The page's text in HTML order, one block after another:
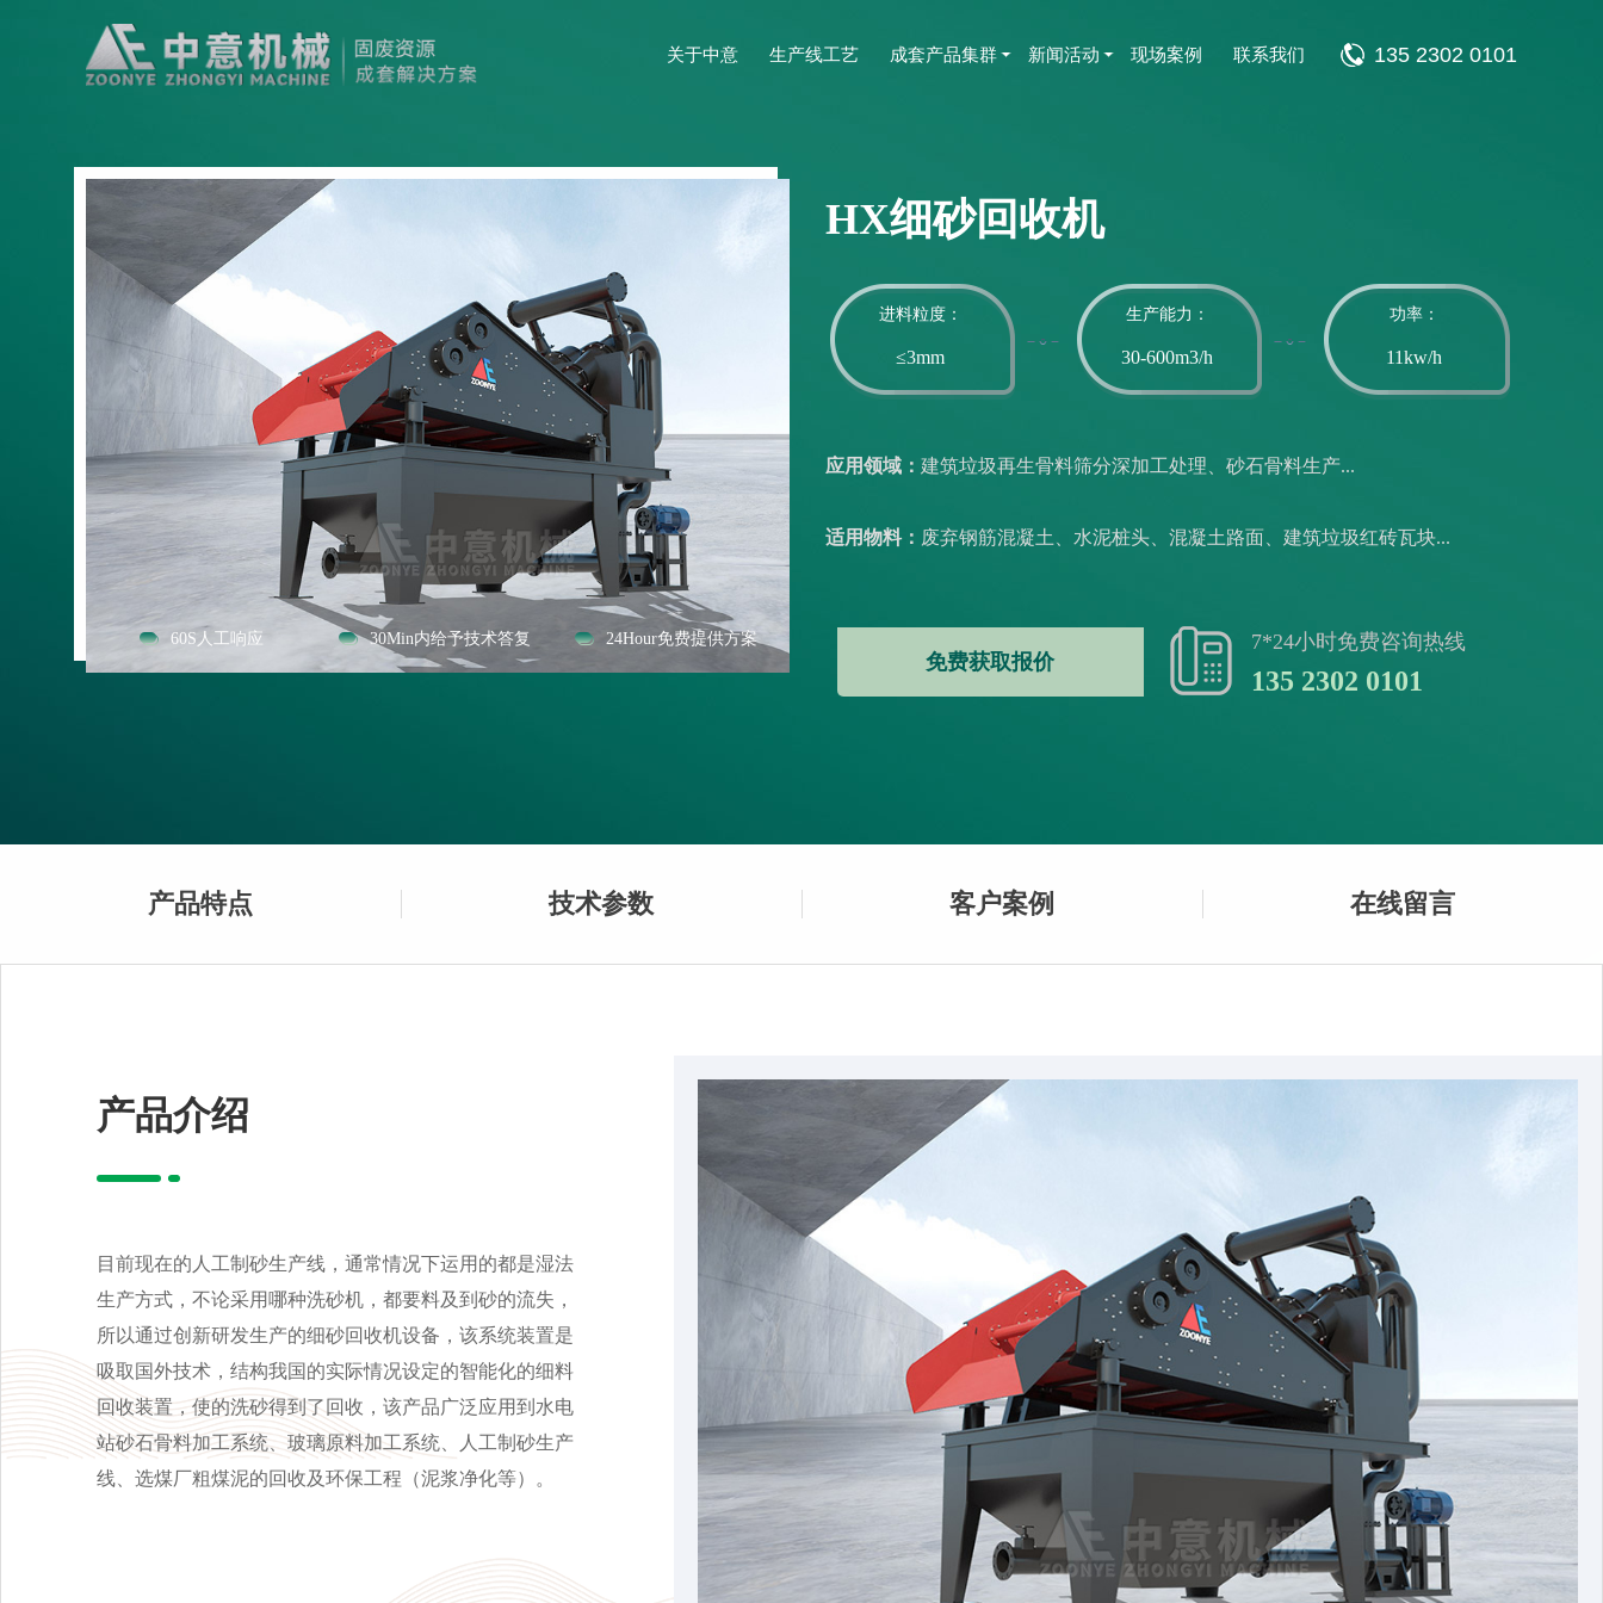
关于中意 生产线工艺 成套产品集群 新闻活动 现场案例 联系我们 135 2302 0101
60S人工响应 30Min内给予技术答复 24Hour免费提供方案
HX细砂回收机
进料粒度：
≤3mm
生产能力：
30-600m3/h
功率：
11kw/h
应用领域： 建筑垃圾再生骨料筛分深加工处理、砂石骨料生产...
适用物料： 废弃钢筋混凝土、水泥桩头、混凝土路面、建筑垃圾红砖瓦块...
免费获取报价
7*24小时免费咨询热线
135 2302 0101
产品特点 技术参数 客户案例 在线留言
产品介绍
目前现在的人工制砂生产线，通常情况下运用的都是湿法
生产方式，不论采用哪种洗砂机，都要料及到砂的流失，
所以通过创新研发生产的细砂回收机设备，该系统装置是
吸取国外技术，结构我国的实际情况设定的智能化的细料
回收装置，使的洗砂得到了回收，该产品广泛应用到水电
站砂石骨料加工系统、玻璃原料加工系统、人工制砂生产
线、选煤厂粗煤泥的回收及环保工程（泥浆净化等）。